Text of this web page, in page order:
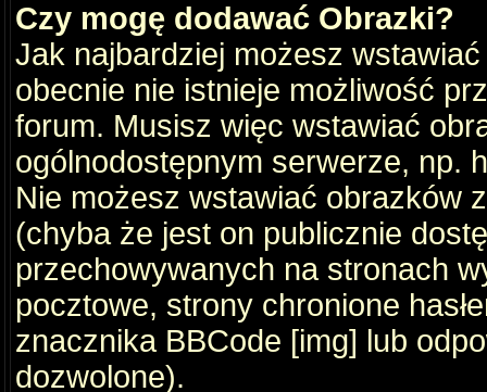
Czy mogę dodawać Obrazki?
Jak najbardziej możesz
obecnie nie istnieje możliwość
forum. Musisz więc wstawiać
ogólnodostępnym serwerze, np.
Nie możesz wstawiać obrazków
(chyba że jest on publicznie
przechowywanych na stronach
pocztowe, strony chronione
znacznika BBCode [img] lub
dozwolone).